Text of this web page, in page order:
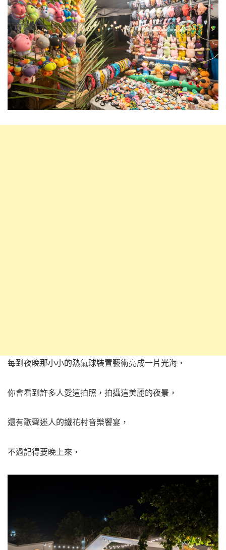
每到夜晚那小小的熱氣球裝置藝術亮成一片光海，
你會看到許多人愛這拍照，拍攝這美麗的夜景，
還有歌聲迷人的鐵花村音樂饗宴，
不過記得要晚上來，